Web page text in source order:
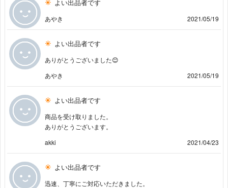
よい出品者です
あやき 2021/05/19
よい出品者です
ありがとうございました😊
あやき
2021/05/19
よい出品者です
商品を受け取りました。
ありがとうございます。
akki
2021/04/23
よい出品者です
迅速、丁寧にご対応いただきました。